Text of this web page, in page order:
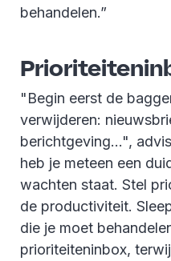
behandelen.”
"Begin eerst de
verwijderen:
berichtgeving...",
heb je meteen een
wachten staat. Stel
de productiviteit.
die je moet
prioriteiteninbox,